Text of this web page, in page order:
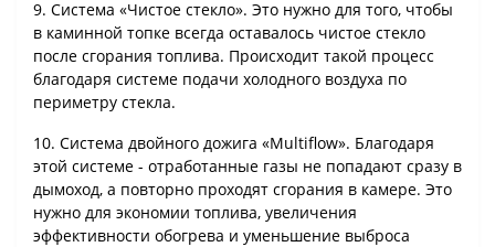
9. Система «Чистое стекло». Это нужно для того, чтобы
в каминной топке всегда оставалось чистое стекло
после сгорания топлива. Происходит такой процесс
благодаря системе подачи холодного воздуха по
периметру стекла.
10. Система двойного дожига «Multiflow». Благодаря
этой системе - отработанные газы не попадают сразу в
дымоход, а повторно проходят сгорания в камере. Это
нужно для экономии топлива, увеличения
эффективности обогрева и уменьшение выброса